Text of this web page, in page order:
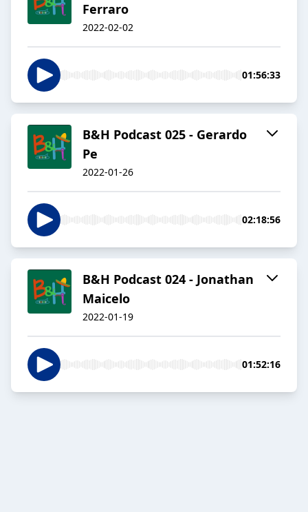
Ferraro
2022-02-02
01:56:33
B&H Podcast 025 - Gerardo
Pe
2022-01-26
02:18:56
B&H Podcast 024 - Jonathan
Maicelo
2022-01-19
01:52:16